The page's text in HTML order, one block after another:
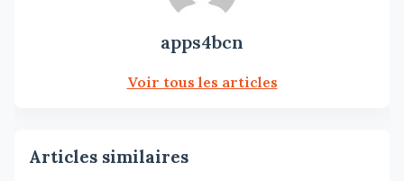
apps4bcn
Voir tous les articles
Articles similaires